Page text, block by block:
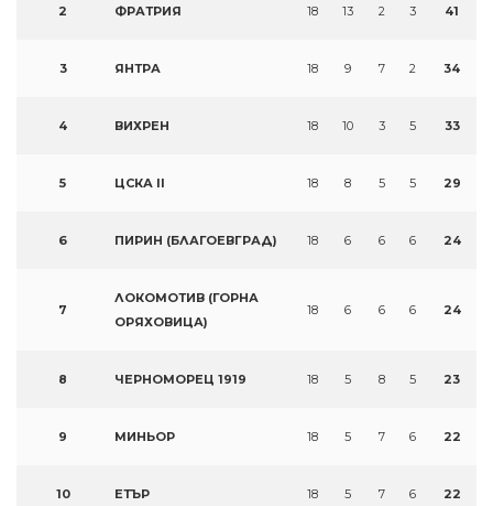
2 ФРАТРИЯ 18 13 2 3 41
3 ЯНТРА 18 9 7 2 34
4 ВИХРЕН 18 10 3 5 33
5 ЦСКА II 18 8 5 5 29
6 ПИРИН (БЛАГОЕВГРАД) 18 6 6 6 24
7
ЛОКОМОТИВ (ГОРНА
ОРЯХОВИЦА)
18 6 6 6 24
8 ЧЕРНОМОРЕЦ 1919 18 5 8 5 23
9 МИНЬОР 18 5 7 6 22
10 ЕТЪР 18 5 7 6 22